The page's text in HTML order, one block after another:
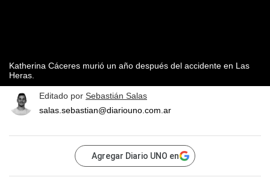
Katherina Cáceres murió un año después del accidente en Las
Heras.
Editado por Sebastián Salas
salas.sebastian@diariouno.com.ar
Agregar Diario UNO en